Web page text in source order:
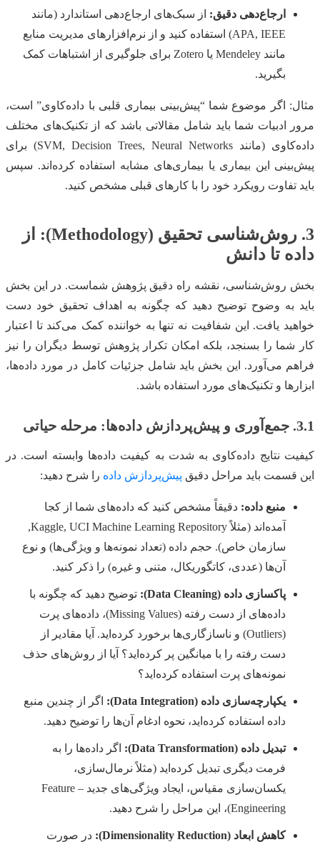
ارجاع‌دهی دقیق: از سبک‌های ارجاع‌دهی استاندارد (مانند
APA, IEEE) استفاده کنید و از نرم‌افزارهای مدیریت منابع
مانند Mendeley یا Zotero برای جلوگیری از اشتباهات کمک
بگیرید.
مثال: اگر موضوع شما “پیش‌بینی بیماری قلبی با داده‌کاوی” است،
مرور ادبیات شما باید شامل مقالاتی باشد که از تکنیک‌های مختلف
داده‌کاوی (مانند SVM, Decision Trees, Neural Networks) برای
پیش‌بینی این بیماری یا بیماری‌های مشابه استفاده کرده‌اند. سپس
باید تفاوت رویکرد خود را با کارهای قبلی مشخص کنید.
3. روش‌شناسی تحقیق (Methodology): از
داده تا دانش
بخش روش‌شناسی، نقشه راه دقیق پژوهش شماست. در این بخش
باید به وضوح توضیح دهید که چگونه به اهداف تحقیق خود دست
خواهید یافت. این شفافیت نه تنها به خواننده کمک می‌کند تا اعتبار
کار شما را بسنجد، بلکه امکان تکرار پژوهش توسط دیگران را نیز
فراهم می‌آورد. این بخش باید شامل جزئیات کامل در مورد داده‌ها،
ابزارها و تکنیک‌های مورد استفاده باشد.
3.1. جمع‌آوری و پیش‌پردازش داده‌ها: مرحله حیاتی
کیفیت نتایج داده‌کاوی به شدت به کیفیت داده‌ها وابسته است. در
این قسمت باید مراحل دقیق پیش‌پردازش داده را شرح دهید:
منبع داده: دقیقاً مشخص کنید که داده‌های شما از کجا
آمده‌اند (مثلاً Kaggle, UCI Machine Learning Repository,
سازمان خاص). حجم داده (تعداد نمونه‌ها و ویژگی‌ها) و نوع
آن‌ها (عددی، کاتگوریکال، متنی و غیره) را ذکر کنید.
پاکسازی داده (Data Cleaning):
توضیح دهید که چگونه با
داده‌های از دست رفته (Missing Values)، داده‌های پرت
(Outliers) و ناسازگاری‌ها برخورد کرده‌اید. آیا مقادیر از
دست رفته را با میانگین پر کرده‌اید؟ آیا از روش‌های حذف
نمونه‌های پرت استفاده کرده‌اید؟
یکپارچه‌سازی داده (Data Integration):
اگر از چندین منبع
داده استفاده کرده‌اید، نحوه ادغام آن‌ها را توضیح دهید.
تبدیل داده (Data Transformation):
اگر داده‌ها را به
فرمت دیگری تبدیل کرده‌اید (مثلاً نرمال‌سازی،
یکسان‌سازی مقیاس، ایجاد ویژگی‌های جدید – Feature
Engineering)، این مراحل را شرح دهید.
کاهش ابعاد (Dimensionality Reduction):
در صورت